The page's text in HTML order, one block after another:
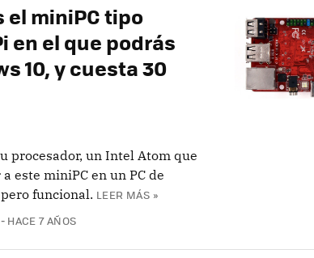
el miniPC tipo
en el que podrás
10, y cuesta 30
procesador, un Intel Atom que
este miniPC en un PC de
funcional. LEER MÁS »
HACE 7 AÑOS